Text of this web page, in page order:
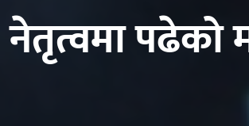
नेतृत्वमा पढेको